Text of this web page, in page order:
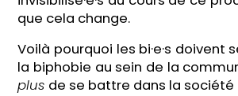
que cela change.
Voilà pourquoi les bi·e·s doivent
la biphobie au sein de la
plus de se battre dans la